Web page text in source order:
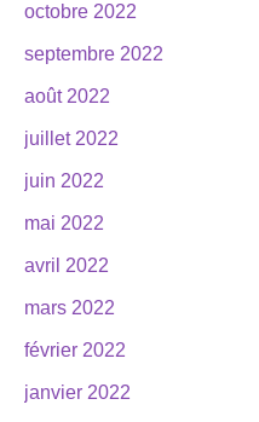
octobre 2022
septembre 2022
août 2022
juillet 2022
juin 2022
mai 2022
avril 2022
mars 2022
février 2022
janvier 2022